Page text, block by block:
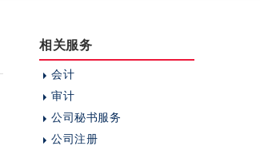
相关服务
会计
审计
公司秘书服务
公司注册